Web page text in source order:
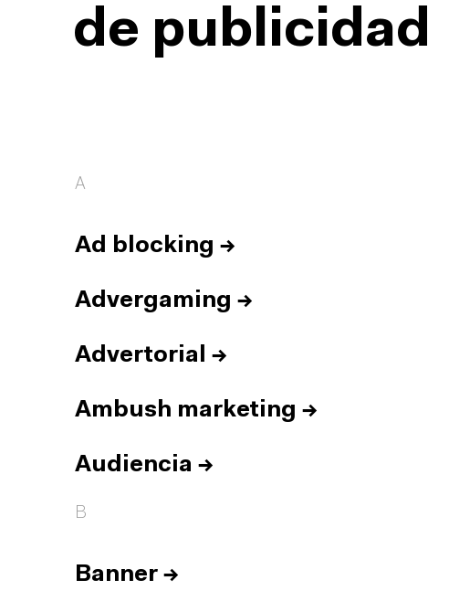
de publicidad
A
Ad blocking →
Advergaming →
Advertorial →
Ambush marketing →
Audiencia →
B
Banner →